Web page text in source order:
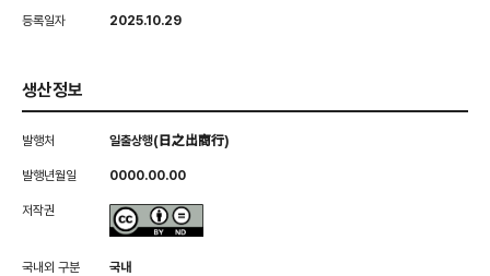
등록일자 2025.10.29
생산정보
발행처 일출상행(日之出商行)
발행년월일 0000.00.00
저작권
국내외 구분 국내